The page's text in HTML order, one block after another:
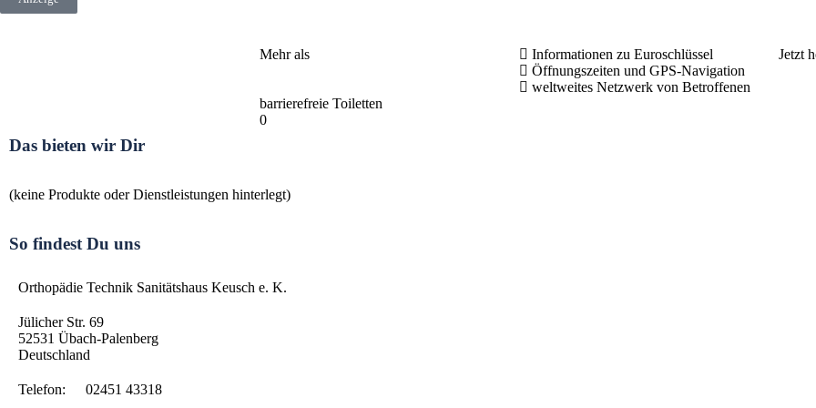
Mehr als
barrierefreie Toiletten
0
Informationen zu Euroschlüssel
Öffnungszeiten und GPS-Navigation
weltweites Netzwerk von Betroffenen
Jetzt
Das bieten wir Dir
(keine Produkte oder Dienstleistungen hinterlegt)
So findest Du uns
Orthopädie Technik Sanitätshaus Keusch e. K.
Jülicher Str. 69
52531 Übach-Palenberg
Deutschland
Telefon: 02451 43318